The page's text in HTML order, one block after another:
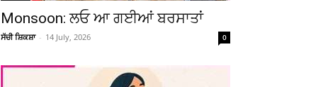
Monsoon: ਲਓ ਆ ਗਈਆਂ ਬਰਸਾਤਾਂ
ਸੱਚੀ ਸ਼ਿਕਸ਼ਾ - 14 July, 2026 0